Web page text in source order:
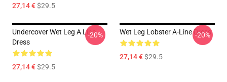
27,14 €$29.5
Undercover Wet Leg A Line
Dress
27,14 €$29.5
-20% Wet Leg Lobster A-Line Dress
27,14 €$29.5
-20%